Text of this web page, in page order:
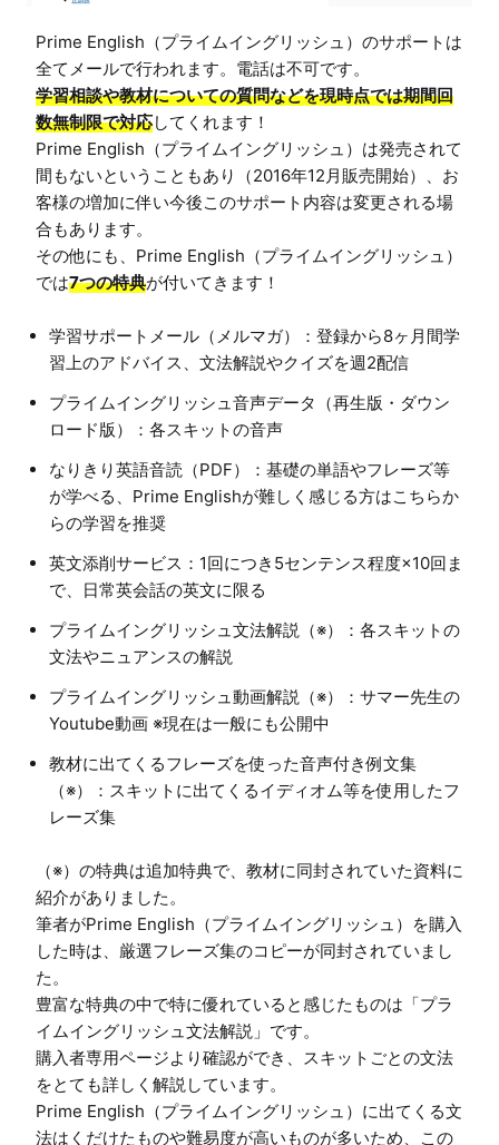
Prime English（プライムイングリッシュ）のサポートは
学習相談や教材についての質問などを現時点では期間回
数無制限で対応してくれます！
Prime English（プライムイングリッシュ）は発売されて
間もないということもあり（2016年12月販売開始）、お
客様の増加に伴い今後このサポート内容は変更される場
合もあります。
その他にも、Prime English（プライムイングリッシュ）
では7つの特典
学習サポートメール（メルマガ）：登録から8ヶ月間学
習上のアドバイス、文法解説やクイズを週2配信
プライムイングリッシュ音声データ（再生版・ダウン
ロード版）：各スキットの音声
なりきり英語音読（PDF）：基礎の単語やフレーズ等
が学べる、Prime Englishが難しく感じる方はこちらか
らの学習を推奨
英文添削サービス：1回につき5センテンス程度×10回ま
で、日常英会話の英文に限る
プライムイングリッシュ文法解説（※）：各スキットの
文法やニュアンスの解説
プライムイングリッシュ動画解説（※）：サマー先生の
Youtube動画 ※現在は一般にも公開中
教材に出てくるフレーズを使った音声付き例文集
（※）：スキットに出てくるイディオム等を使用したフ
レーズ集
（※）の特典は追加特典で、教材に同封されていた資料に
紹介がありました。
筆者がPrime English（プライムイングリッシュ）を購入
した時は、厳選フレーズ集のコピーが同封されていまし
た。
豊富な特典の中で特に優れていると感じたものは「プラ
イムイングリッシュ文法解説」です。
購入者専用ページより確認ができ、スキットごとの文法
をとても詳しく解説しています。
Prime English（プライムイングリッシュ）に出てくる文
法はくだけたものや難易度が高いものが多いため、この